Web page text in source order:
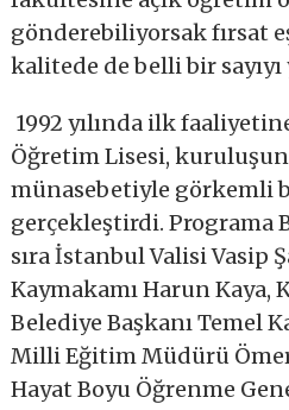
gönderebiliyorsak fırsat
kalitede de belli bir
1992 yılında ilk
Öğretim Lisesi,
münasebetiyle görkemli
gerçekleştirdi. Programa
sıra İstanbul Valisi Vasip
Kaymakamı Harun Kaya,
Belediye Başkanı Temel
Milli Eğitim Müdürü
Hayat Boyu Öğrenme